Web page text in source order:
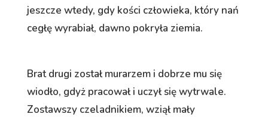
jeszcze wtedy, gdy kości człowieka, który nań
cegłę wyrabiał, dawno pokryła ziemia.
Brat drugi został murarzem i dobrze mu się
wiodło, gdyż pracował i uczył się wytrwale.
Zostawszy czeladnikiem, wziął mały